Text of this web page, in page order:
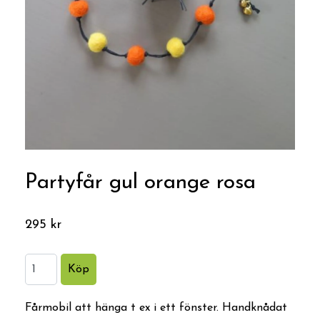
Partyfår gul orange rosa
295 kr
Fårmobil att hänga t ex i ett fönster. Handknådat